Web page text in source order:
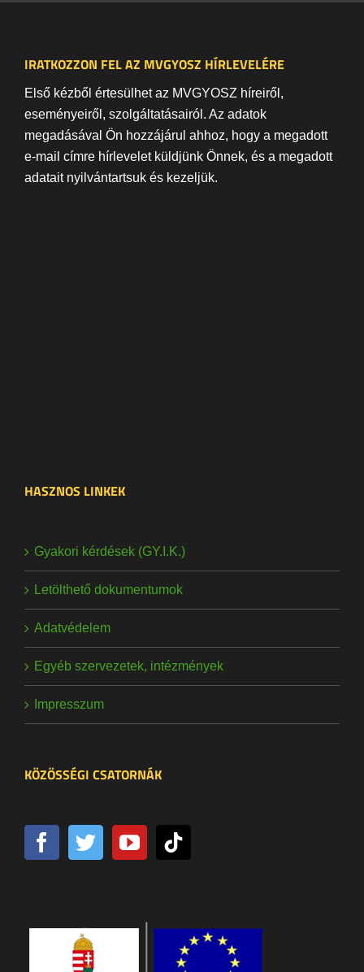
IRATKOZZON FEL AZ MVGYOSZ HÍRLEVELÉRE
Első kézből értesülhet az MVGYOSZ híreiről,
eseményeiről, szolgáltatásairól. Az adatok
megadásával Ön hozzájárul ahhoz, hogy a megadott
e-mail címre hírlevelet küldjünk Önnek, és a megadott
adatait nyilvántartsuk és kezeljük.
HASZNOS LINKEK
Gyakori kérdések (GY.I.K.)
Letölthető dokumentumok
Adatvédelem
Egyéb szervezetek, intézmények
Impresszum
KÖZÖSSÉGI CSATORNÁK